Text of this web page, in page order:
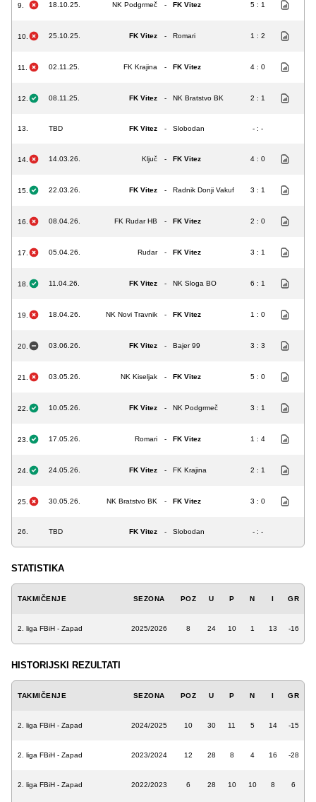
9. 18.10.25. NK Podgrmeč - FK Vitez 5 : 1
10. 25.10.25. FK Vitez - Romari 1 : 2
11. 02.11.25. FK Krajina - FK Vitez 4 : 0
12. 08.11.25. FK Vitez - NK Bratstvo BK 2 : 1
13. TBD FK Vitez - Slobodan - : -
14. 14.03.26. Ključ - FK Vitez 4 : 0
15. 22.03.26. FK Vitez - Radnik Donji Vakuf 3 : 1
16. 08.04.26. FK Rudar HB - FK Vitez 2 : 0
17. 05.04.26. Rudar - FK Vitez 3 : 1
18. 11.04.26. FK Vitez - NK Sloga BO 6 : 1
19. 18.04.26. NK Novi Travnik - FK Vitez 1 : 0
20. 03.06.26. FK Vitez - Bajer 99 3 : 3
21. 03.05.26. NK Kiseljak - FK Vitez 5 : 0
22. 10.05.26. FK Vitez - NK Podgrmeč 3 : 1
23. 17.05.26. Romari - FK Vitez 1 : 4
24. 24.05.26. FK Vitez - FK Krajina 2 : 1
25. 30.05.26. NK Bratstvo BK - FK Vitez 3 : 0
26. TBD FK Vitez - Slobodan - : -
STATISTIKA
TAKMIČENJE SEZONA POZ U P N I GR
2. liga FBiH - Zapad 2025/2026 8 24 10 1 13 -16
HISTORIJSKI REZULTATI
TAKMIČENJE SEZONA POZ U P N I GR
2. liga FBiH - Zapad 2024/2025 10 30 11 5 14 -15
2. liga FBiH - Zapad 2023/2024 12 28 8 4 16 -28
2. liga FBiH - Zapad 2022/2023 6 28 10 10 8 6